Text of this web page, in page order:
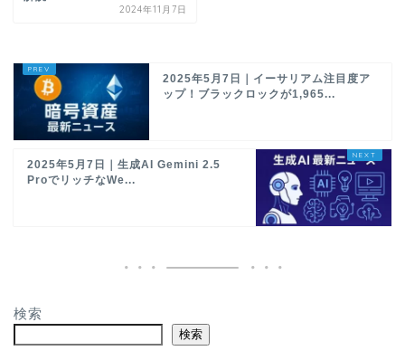
2024年11月7日
2025年5月7日｜イーサリアム注目度ア
ップ！ブラックロックが1,965...
2025年5月7日｜生成AI Gemini 2.5
ProでリッチなWe...
検索
検索